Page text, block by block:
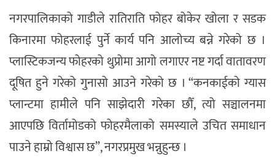
नगरपालिकाको गाडीले रातिराति फोहर बोकेर खोला र सडक
किनारमा फोहरलाई पुर्ने कार्य पनि आलोच्य बन्ने गरेको छ ।
प्लास्टिकजन्य फोहरको थुप्रोमा आगो लगाएर नष्ट गर्दा वातावरण
दूषित हुने गरेको गुनासो आउने गरेको छ । “कनकाईको ग्यास
प्लान्टमा हामीले पनि साझेदारी गरेका छौँ, त्यो सञ्चालनमा
आएपछि विर्तामोडको फोहरमैलाको समस्याले उचित समाधान
पाउने हाम्रो विश्वास छ”, नगरप्रमुख भन्नुहुन्छ ।